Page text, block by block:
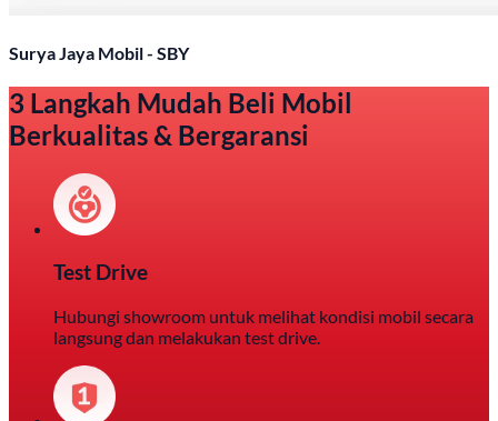
Surya Jaya Mobil - SBY
3 Langkah Mudah Beli Mobil
Berkualitas & Bergaransi
Test Drive
Hubungi showroom untuk melihat kondisi mobil secara
langsung dan melakukan test drive.